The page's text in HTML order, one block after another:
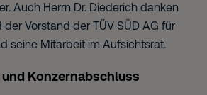
Auch Herrn Dr. Diederich danken
Vorstand der TÜV SÜD AG für
seine Mitarbeit im Aufsichtsrat.
Konzernabschluss